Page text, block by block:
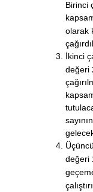
Birinci
olarak
İkinci
değeri
değeri